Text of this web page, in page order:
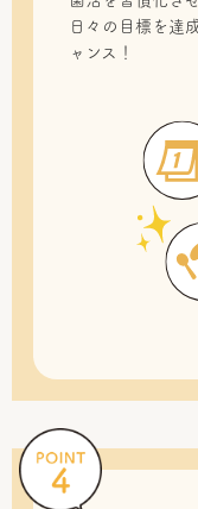
日々の目標を達
ャンス！